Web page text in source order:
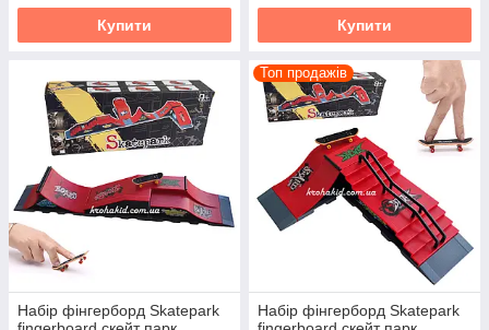
Купити Купити
Набір фінгерборд Skatepark
Топ продажів
Набір фінгерборд Skatepark